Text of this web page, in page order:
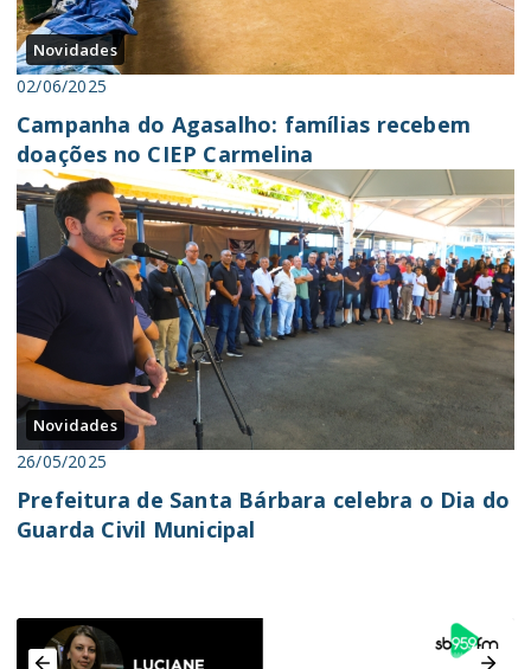
Novidades
02/06/2025
Campanha do Agasalho: famílias recebem
doações no CIEP Carmelina
Novidades
26/05/2025
Prefeitura de Santa Bárbara celebra o Dia do
Guarda Civil Municipal